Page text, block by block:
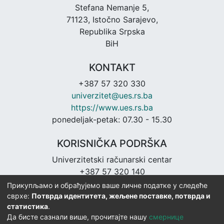
Stefana Nemanje 5,
71123, Istočno Sarajevo,
Republika Srpska
BiH
KONTAKT
+387 57 320 330
univerzitet@ues.rs.ba
https://www.ues.rs.ba
ponedeljak-petak: 07.30 - 15.30
KORISNIČKA PODRŠKA
Univerzitetski računarski centar
+387 57 320 140
urc@ues.rs.ba
https://urc.ues.rs.ba
Прикупљамо и обрађујемо ваше личне податке у следеће
сврхе: Потврда идентитета, жељене поставке, потврда и
статистика.
Да бисте сазнали више, прочитајте нашу смернице